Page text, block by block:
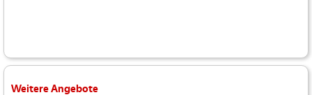
Weitere Angebote